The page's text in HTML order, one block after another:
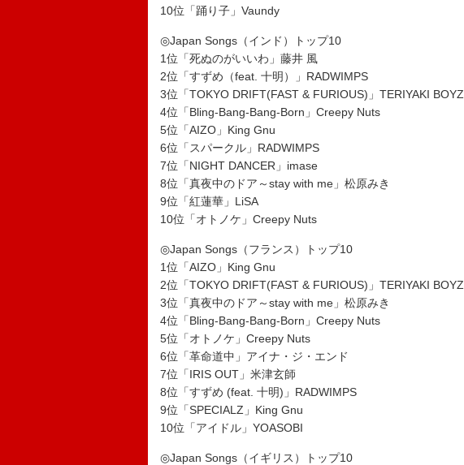
10位「踊り子」Vaundy
◎Japan Songs（インド）トップ10
1位「死ぬのがいいわ」藤井 風
2位「すずめ（feat. 十明）」RADWIMPS
3位「TOKYO DRIFT(FAST & FURIOUS)」TERIYAKI BOYZ
4位「Bling-Bang-Bang-Born」Creepy Nuts
5位「AIZO」King Gnu
6位「スパークル」RADWIMPS
7位「NIGHT DANCER」imase
8位「真夜中のドア～stay with me」松原みき
9位「紅蓮華」LiSA
10位「オトノケ」Creepy Nuts
◎Japan Songs（フランス）トップ10
1位「AIZO」King Gnu
2位「TOKYO DRIFT(FAST & FURIOUS)」TERIYAKI BOYZ
3位「真夜中のドア～stay with me」松原みき
4位「Bling-Bang-Bang-Born」Creepy Nuts
5位「オトノケ」Creepy Nuts
6位「革命道中」アイナ・ジ・エンド
7位「IRIS OUT」米津玄師
8位「すずめ (feat. 十明)」RADWIMPS
9位「SPECIALZ」King Gnu
10位「アイドル」YOASOBI
◎Japan Songs（イギリス）トップ10